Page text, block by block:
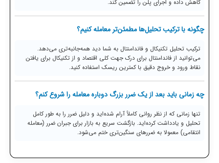
کاهش داده و اجرای پلن را تضمین کند.
چگونه با ترکیب تحلیل‌ها مطمئن‌تر معامله کنیم؟
ترکیب تحلیل تکنیکال و فاندامنتال به شما دید همه‌جانبه‌تری می‌دهد.
می‌توانید از فاندامنتال برای درک جهت کلی اقتصاد و از تکنیکال برای یافتن
نقاط ورود و خروج دقیق با کمترین ریسک استفاده کنید.
چه زمانی باید بعد از یک ضرر بزرگ دوباره معامله را شروع کنم؟
تنها زمانی که از نظر روانی کاملاً آرام شده‌اید و دلیل ضرر را به طور کامل
تحلیل و یادداشت کرده‌اید. بازگشت سریع به بازار برای جبران ضرر (معامله
انتقامی) معمولا به ضررهای سنگین‌تری ختم می‌شود.